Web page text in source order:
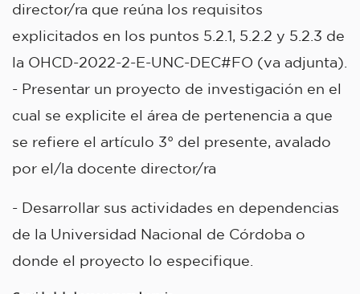
director/ra que reúna los requisitos
explicitados en los puntos 5.2.1, 5.2.2 y 5.2.3 de
la OHCD-2022-2-E-UNC-DEC#FO (va adjunta).
- Presentar un proyecto de investigación en el
cual se explicite el área de pertenencia a que
se refiere el artículo 3° del presente, avalado
por el/la docente director/ra
- Desarrollar sus actividades en dependencias
de la Universidad Nacional de Córdoba o
donde el proyecto lo especifique.